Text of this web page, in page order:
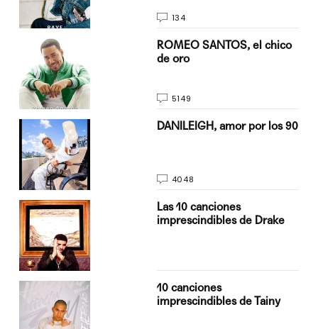
134
ROMEO SANTOS, el chico
de oro
5149
DANILEIGH, amor por los 90
4048
Las 10 canciones
imprescindibles de Drake
10 canciones
imprescindibles de Tainy